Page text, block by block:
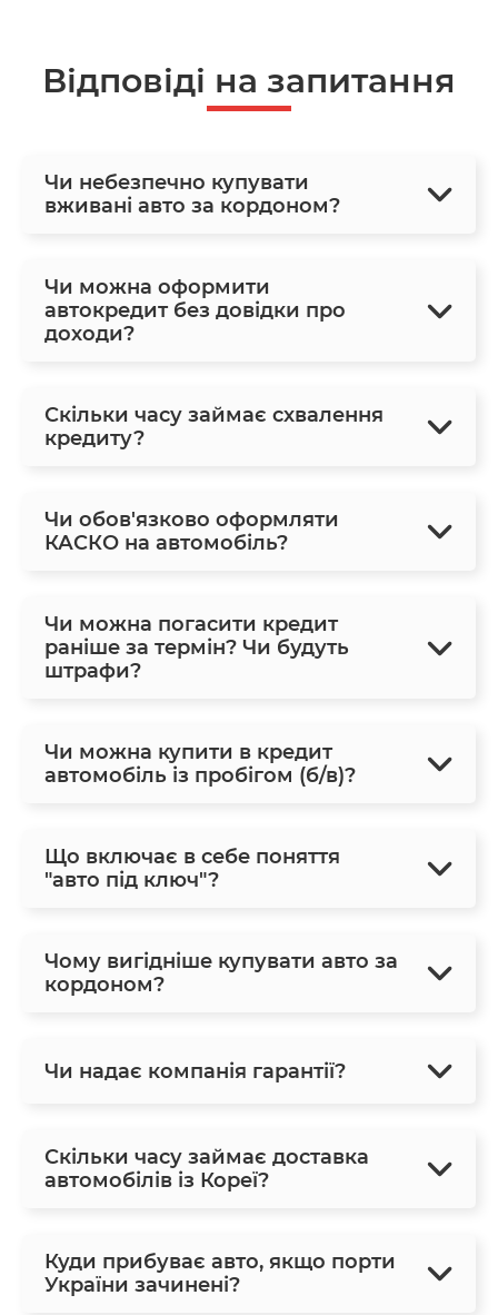
Відповіді на запитання
Чи небезпечно купувати
вживані авто за кордоном?
Чи можна оформити
автокредит без довідки про
доходи?
Скільки часу займає схвалення
кредиту?
Чи обов'язково оформляти
КАСКО на автомобіль?
Чи можна погасити кредит
раніше за термін? Чи будуть
штрафи?
Чи можна купити в кредит
автомобіль із пробігом (б/в)?
Що включає в себе поняття
"авто під ключ"?
Чому вигідніше купувати авто за
кордоном?
Чи надає компанія гарантії?
Скільки часу займає доставка
автомобілів із Кореї?
Куди прибуває авто, якщо порти
України зачинені?